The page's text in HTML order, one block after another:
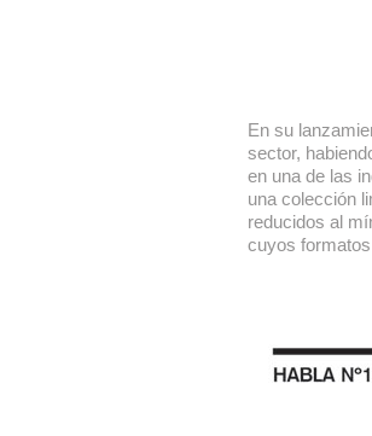
En su
sector,
en una de las
una colección
reducidos al
cuyos